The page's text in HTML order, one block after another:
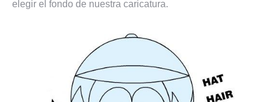
elegir el fondo de nuestra caricatura.